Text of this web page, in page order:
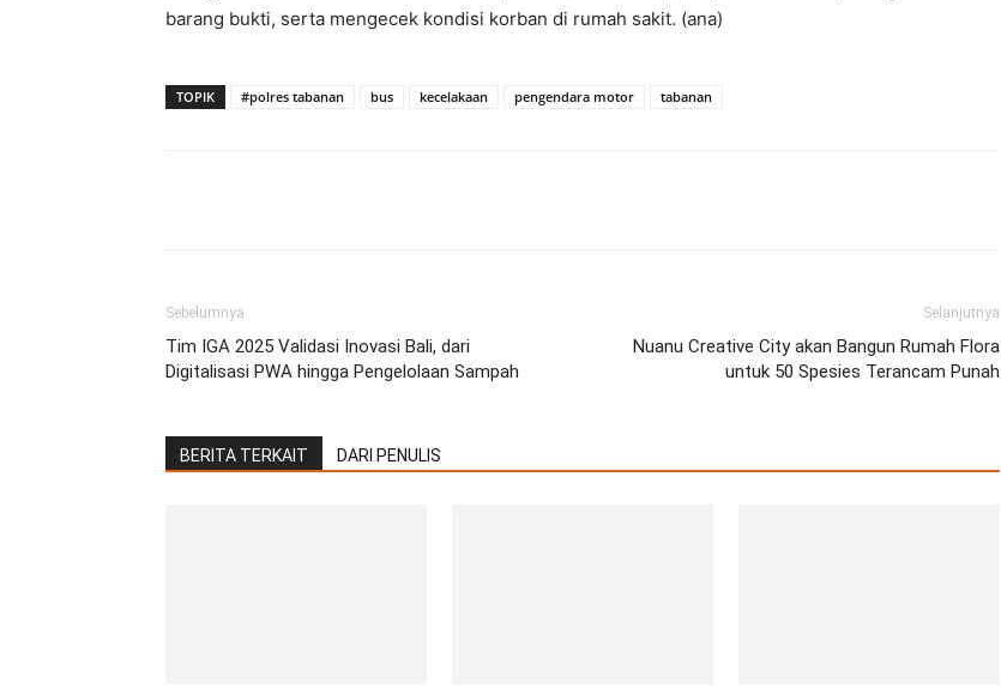
barang bukti, serta mengecek kondisi korban di rumah sakit. (ana)
TOPIK #polres tabanan bus kecelakaan pengendara motor tabanan
Sebelumnya
Tim IGA 2025 Validasi Inovasi Bali, dari
Digitalisasi PWA hingga Pengelolaan Sampah
Selanjutnya
Nuanu Creative City akan Bangun Rumah Flora
untuk 50 Spesies Terancam Punah
BERITA TERKAIT DARI PENULIS